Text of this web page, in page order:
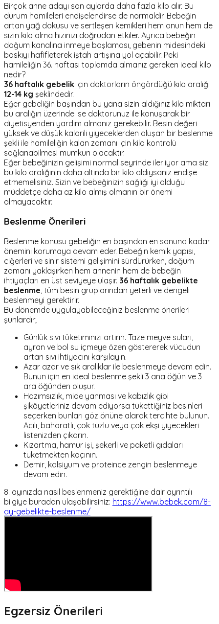
Birçok anne adayı son aylarda daha fazla kilo alır. Bu
durum hamileleri endişelendirse de normaldir. Bebeğin
artan yağ dokusu ve sertleşen kemikleri hem onun hem de
sizin kilo alma hızınızı doğrudan etkiler. Ayrıca bebeğin
doğum kanalına inmeye başlaması, gebenin midesindeki
baskıyı hafifleterek iştah artışına yol açabilir. Peki
hamileliğin 36. haftası toplamda almanız gereken ideal kilo
nedir?
36 haftalık gebelik için doktorların öngördüğü kilo aralığı
12-14 kg şeklindedir.
Eğer gebeliğin başından bu yana sizin aldığınız kilo miktarı
bu aralığın üzerinde ise doktorunuz ile konuşarak bir
diyetisyenden yardım almanız gerekebilir. Besin değeri
yüksek ve düşük kalorili yiyeceklerden oluşan bir beslenme
şekli ile hamileliğin kalan zamanı için kilo kontrolü
sağlanabilmesi mümkün olacaktır.
Eğer bebeğinizin gelişimi normal seyrinde ilerliyor ama siz
bu kilo aralığının daha altında bir kilo aldıysanız endişe
etmemelisiniz. Sizin ve bebeğinizin sağlığı iyi olduğu
müddetçe daha az kilo almış olmanın bir önemi
olmayacaktır.
Beslenme Önerileri
Beslenme konusu gebeliğin en başından en sonuna kadar
önemini korumaya devam eder. Bebeğin kemik yapısı,
ciğerleri ve sinir sistemi gelişimini sürdürürken, doğum
zamanı yaklaşırken hem annenin hem de bebeğin
ihtiyaçları en üst seviyeye ulaşır. 36 haftalık gebelikte
beslenme, tüm besin gruplarından yeterli ve dengeli
beslenmeyi gerektirir.
Bu dönemde uygulayabileceğiniz beslenme önerileri
şunlardır;
Günlük sıvı tüketiminizi artırın. Taze meyve suları,
ayran ve bol su içmeye özen göstererek vücudun
artan sıvı ihtiyacını karşılayın.
Azar azar ve sık aralıklar ile beslenmeye devam edin.
Bunun için en ideal beslenme şekli 3 ana öğün ve 3
ara öğünden oluşur.
Hazımsızlık, mide yanması ve kabızlık gibi
şikâyetleriniz devam ediyorsa tükettiğiniz besinleri
seçerken bunları göz önüne alarak tercihte bulunun.
Acılı, baharatlı, çok tuzlu veya çok ekşi yiyecekleri
listenizden çıkarın.
Kızartma, hamur işi, şekerli ve paketli gıdaları
tüketmekten kaçının.
Demir, kalsiyum ve proteince zengin beslenmeye
devam edin.
8. ayınızda nasıl beslenmeniz gerektiğine dair ayrıntılı
bilgiye buradan ulaşabilirsiniz: https://www.bebek.com/8-
ay-gebelikte-beslenme/
Egzersiz Önerileri